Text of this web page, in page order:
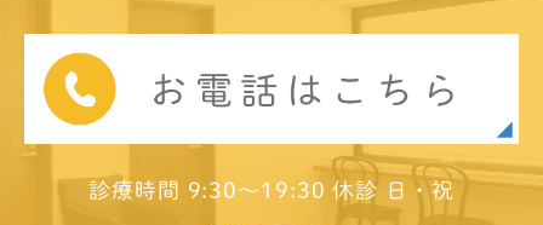
診療時間 9:30～19:30 休診 日・祝